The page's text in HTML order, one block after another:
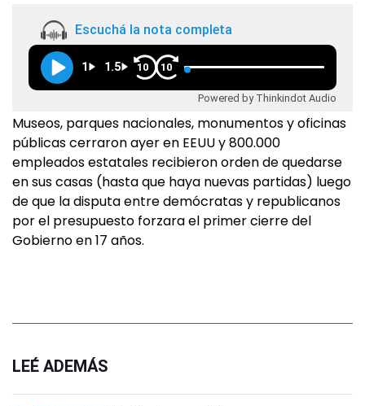
Escuchá la nota completa
1 1.5 10 10
Powered by Thinkindot Audio
Museos, parques nacionales, monumentos y oficinas
públicas cerraron ayer en EEUU y 800.000
empleados estatales recibieron orden de quedarse
en sus casas (hasta que haya nuevas partidas) luego
de que la disputa entre demócratas y republicanos
por el presupuesto forzara el primer cierre del
Gobierno en 17 años.
LEÉ ADEMÁS